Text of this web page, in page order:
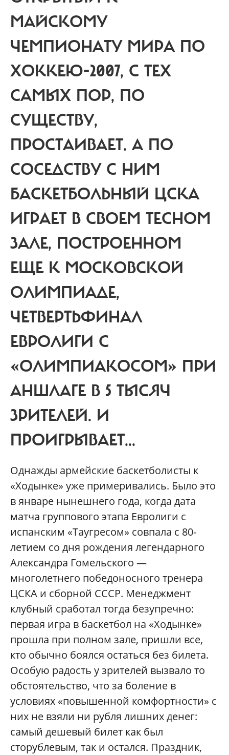
МАЙСКОМУ
ЧЕМПИОНАТУ МИРА ПО
ХОККЕЮ-2007, С ТЕХ
САМЫХ ПОР, ПО
СУЩЕСТВУ,
ПРОСТАИВАЕТ. А ПО
СОСЕДСТВУ С НИМ
БАСКЕТБОЛЬНЫЙ ЦСКА
ИГРАЕТ В СВОЕМ ТЕСНОМ
ЗАЛЕ, ПОСТРОЕННОМ
ЕЩЕ К МОСКОВСКОЙ
ОЛИМПИАДЕ,
ЧЕТВЕРТЬФИНАЛ
ЕВРОЛИГИ С
«ОЛИМПИАКОСОМ» ПРИ
АНШЛАГЕ В 5 ТЫСЯЧ
ЗРИТЕЛЕЙ. И
ПРОИГРЫВАЕТ...
Однажды армейские баскетболисты к
«Ходынке» уже примеривались. Было это
в январе нынешнего года, когда дата
матча группового этапа Евролиги с
испанским «Таугресом» совпала с 80-
летием со дня рождения легендарного
Александра Гомельского —
многолетнего победоносного тренера
ЦСКА и сборной СССР. Менеджмент
клубный сработал тогда безупречно:
первая игра в баскетбол на «Ходынке»
прошла при полном зале, пришли все,
кто обычно боялся остаться без билета.
Особую радость у зрителей вызвало то
обстоятельство, что за боление в
условиях «повышенной комфортности» с
них не взяли ни рубля лишних денег:
самый дешевый билет как был
сторублевым, так и остался. Праздник,